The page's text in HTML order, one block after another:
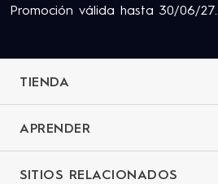
Promoción válida hasta 30/06/27.
TIENDA
APRENDER
SITIOS RELACIONADOS